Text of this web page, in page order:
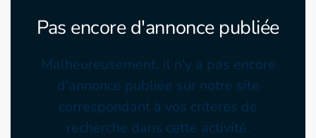
Pas encore d'annonce publiée
Malheureusement, il n'y a pas encore
d'annonce publiée sur notre site
correspondant à vos critères de
recherche dans cette activité.